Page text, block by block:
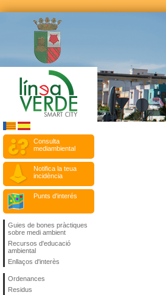
Consulta
mediambiental
Notifica la teua
incidència
Punts d'interés
Guies de bones pràctiques
sobre medi ambient
Recursos d'educació
ambiental
Enllaços d'interès
Ordenances
Residus